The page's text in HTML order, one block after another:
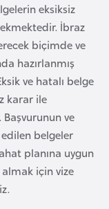
eksiksiz
İbraz
biçimde ve
hazırlanmış
ve hatalı belge
karar ile
ve
belgeler
planına uygun
için vize